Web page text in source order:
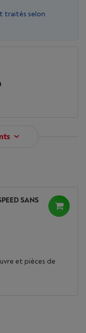
traités selon
SANS
et pièces de